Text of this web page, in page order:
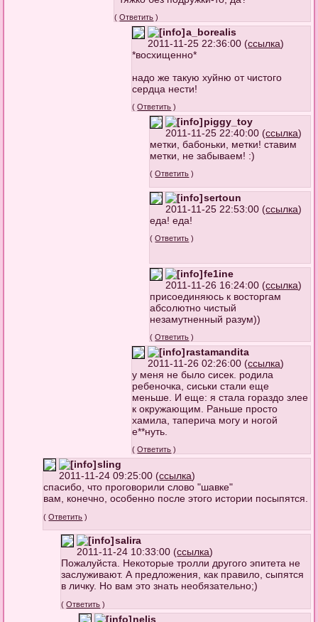
(Ответить )
a_borealis
2011-11-25 22:36:00 (ссылка)
*восхищенно*
надо же такую хуйню от чистого
сердца нести!
(Ответить )
piggy_toy
2011-11-25 22:40:00 (ссылка)
метки, бабоньки, метки! ставим
метки, не забываем! :)
(Ответить )
sertoun
2011-11-25 22:53:00 (ссылка)
еда! еда!
(Ответить )
fe1ine
2011-11-26 16:24:00 (ссылка)
присоединяюсь к восторгам
абсолютно чистый
незамутненный разум))
(Ответить )
rastamandita
2011-11-26 02:26:00 (ссылка)
у меня не было сисек. родила
ребеночка, сиськи стали еще
меньше. И еще: я стала гораздо злее
к окружающим. Раньше просто
хамила, таперича могу и ногой
е**нуть.
(Ответить )
sling
2011-11-24 09:25:00 (ссылка)
спасибо, что проговорили слово "шавке"
вам, конечно, особенно после этого истории посыпятся.
(Ответить )
salira
2011-11-24 10:33:00 (ссылка)
Пожалуйста. Некоторые тролли другого эпитета не
заслуживают. А предложения, как правило, сыпятся
в личку. Но вам это знать необязательно;)
(Ответить )
nelis